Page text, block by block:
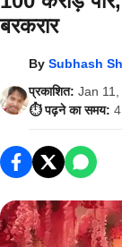
बरकरार
BySubhash
प्रकाशित: Jan
⏱️ पढ़ने का समय: